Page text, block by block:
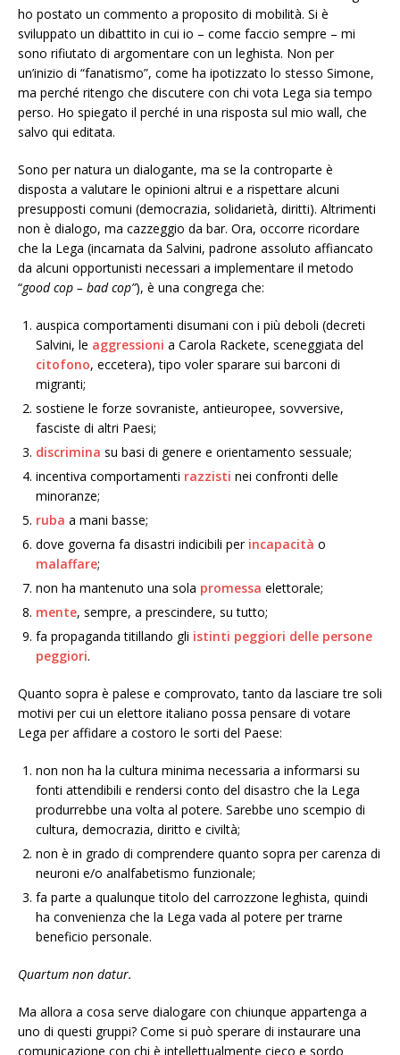
ho postato un commento a proposito di mobilità. Si è
sviluppato un dibattito in cui io – come faccio sempre – mi
sono rifiutato di argomentare con un leghista. Non per
un’inizio di “fanatismo”, come ha ipotizzato lo stesso Simone,
ma perché ritengo che discutere con chi vota Lega sia tempo
perso. Ho spiegato il perché in una risposta sul mio wall, che
salvo qui editata.
Sono per natura un dialogante, ma se la controparte è
disposta a valutare le opinioni altrui e a rispettare alcuni
presupposti comuni (democrazia, solidarietà, diritti). Altrimenti
non è dialogo, ma cazzeggio da bar. Ora, occorre ricordare
che la Lega (incarnata da Salvini, padrone assoluto affiancato
da alcuni opportunisti necessari a implementare il metodo
“good cop – bad cop”), è una congrega che:
auspica comportamenti disumani con i più deboli (decreti
Salvini, le aggressioni a Carola Rackete, sceneggiata del
citofono, eccetera), tipo voler sparare sui barconi di
migranti;
sostiene le forze sovraniste, antieuropee, sovversive,
fasciste di altri Paesi;
discrimina su basi di genere e orientamento sessuale;
incentiva comportamenti razzisti nei confronti delle
minoranze;
ruba a mani basse;
dove governa fa disastri indicibili per incapacità o
malaffare;
non ha mantenuto una sola promessa elettorale;
mente, sempre, a prescindere, su tutto;
fa propaganda titillando gli istinti peggiori delle persone
peggiori.
Quanto sopra è palese e comprovato, tanto da lasciare tre soli
motivi per cui un elettore italiano possa pensare di votare
Lega per affidare a costoro le sorti del Paese:
non non ha la cultura minima necessaria a informarsi su
fonti attendibili e rendersi conto del disastro che la Lega
produrrebbe una volta al potere. Sarebbe uno scempio di
cultura, democrazia, diritto e civiltà;
non è in grado di comprendere quanto sopra per carenza di
neuroni e/o analfabetismo funzionale;
fa parte a qualunque titolo del carrozzone leghista, quindi
ha convenienza che la Lega vada al potere per trarne
beneficio personale.
Quartum non datur.
Ma allora a cosa serve dialogare con chiunque appartenga a
uno di questi gruppi? Come si può sperare di instaurare una
comunicazione con chi è intellettualmente cieco e sordo